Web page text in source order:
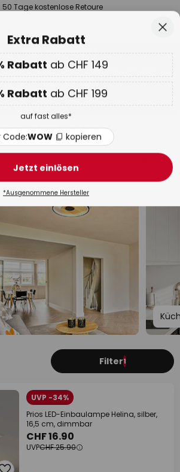
50 Tage kostenlose Retoure
& 13% ab CHF 199 extraauf fast alles
Deckenleuchten
Filter1
UVP -34%
Prios LED-Einbaulampe Helina, silber,
16,5 cm, dimmbar
CHF 16.90
UVPCHF 25.90
Code:WOW kopieren
Jetzt einlösen
*Ausgenommene Hersteller